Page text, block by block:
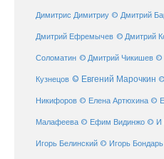
Димитрис Димитриу © Дмитрий
Дмитрий Ефремычев © Дмитрий
Соломатин © Дмитрий Чикишев ©
Кузнецов © Евгений Марочкин
Никифоров © Елена Артюхина ©
Малафеева © Ефим Видинжо © И
Игорь Белинский © Игорь Бондарь